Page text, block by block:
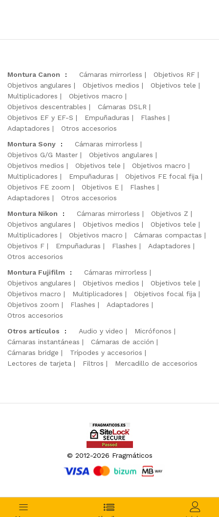
Montura Canon : Cámaras mirrorless
Objetivos RF
Objetivos angulares
Objetivos medios
Objetivos tele
Multiplicadores
Objetivos macro
Objetivos descentrables
Cámaras DSLR
Objetivos EF y EF-S
Empuñaduras
Flashes
Adaptadores
Otros accesorios
Montura Sony
:
Cámaras mirrorless
Objetivos G/G Master
Objetivos angulares
Objetivos medios
Objetivos tele
Objetivos macro
Multiplicadores
Empuñaduras
Objetivos FE focal fija
Objetivos FE zoom
Objetivos E
Flashes
Adaptadores
Otros accesorios
Montura Nikon
: Cámaras mirrorless
Objetivos Z
Objetivos angulares
Objetivos medios
Objetivos tele
Multiplicadores
Objetivos macro
Cámaras compactas
Objetivos F
Empuñaduras Flashes
Adaptadores
Otros accesorios
Montura Fujifilm
:
Cámaras mirrorless
Objetivos angulares
Objetivos medios
Objetivos tele
Objetivos macro
Multiplicadores
Objetivos focal fija
Objetivos zoom
Flashes
Adaptadores
Otros accesorios
Otros artículos
: Audio y video
Micrófonos
Cámaras instantáneas
Cámaras de acción
Cámaras bridge
Trípodes y accesorios
Lectores de tarjeta
Filtros Mercadillo de accesorios
© 2012-2026 Fragmáticos